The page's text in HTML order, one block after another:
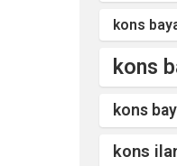
kons
kons
kons
kons